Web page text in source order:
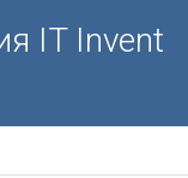
IT Invent